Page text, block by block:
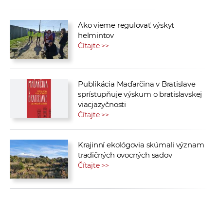
Ako vieme regulovať výskyt
helmintov
Čítajte >>
Publikácia Maďarčina v Bratislave
sprístupňuje výskum o bratislavskej
viacjazyčnosti
Čítajte >>
Krajinní ekológovia skúmali význam
tradičných ovocných sadov
Čítajte >>